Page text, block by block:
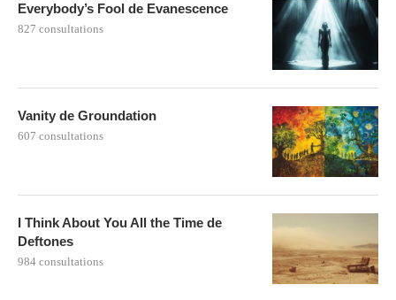
Everybody’s Fool de Evanescence
827 consultations
Vanity de Groundation
607 consultations
I Think About You All the Time de
Deftones
984 consultations